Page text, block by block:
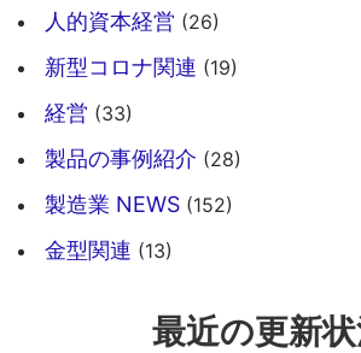
人的資本経営 (26)
新型コロナ関連 (19)
経営 (33)
製品の事例紹介 (28)
製造業 NEWS (152)
金型関連 (13)
最近の更新